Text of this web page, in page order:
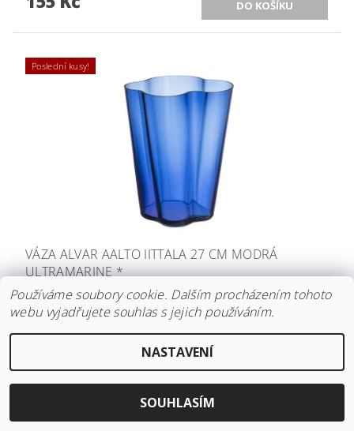
Poslední kusy!
VÁZA ALVAR AALTO IITTALA 27 CM MODRÁ
ULTRAMARINE *
9 250 Kč
Používáme soubory cookie. Dalším procházením tohoto
webu vyjadřujete souhlas s jejich používáním.
NASTAVENÍ
SOUHLASÍM